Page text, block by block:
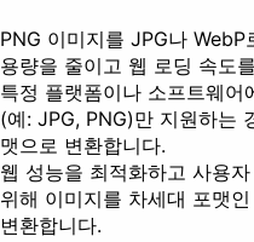
배경 제거
PNG 이미지를 JPG나 WebP
용량을 줄이고 웹 로딩 속도
특정 플랫폼이나 소프트웨어
(예: JPG, PNG)만 지원하는
맷으로 변환합니다.
웹 성능을 최적화하고 사용
위해 이미지를 차세대 포맷
변환합니다.